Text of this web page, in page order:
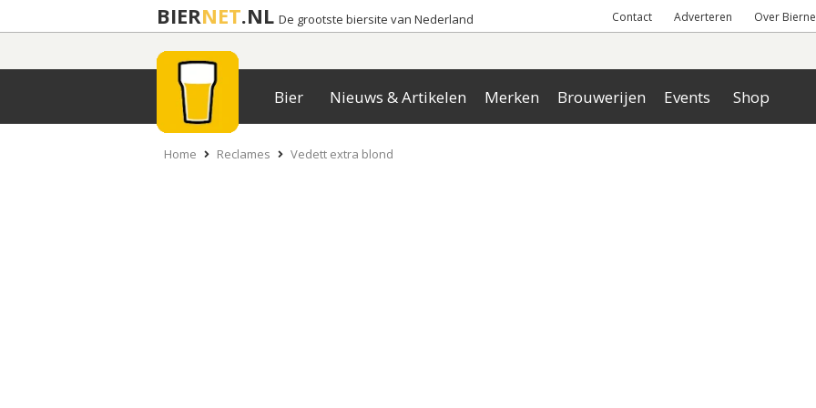
BIERNET.NL De grootste biersite van Nederland Contact Adverteren Over
Bier Nieuws & Artikelen Merken Brouwerijen Events Shop
Home Reclames Vedett extra blond